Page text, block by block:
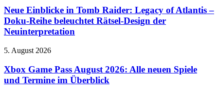
Teaser
zur
Vorgeschichte
Kultserie
in
Tomb
Raider:
Legacy
Atlantis
Doku-
Reihe
Neue Einblicke in Tomb Raider: Legacy of Atlantis –
Doku-Reihe beleuchtet Rätsel-Design der
Neuinterpretation
Xbox
Pass
August
2026:
5. August 2026
Xbox Game Pass August 2026: Alle neuen Spiele
und Termine im Überblick